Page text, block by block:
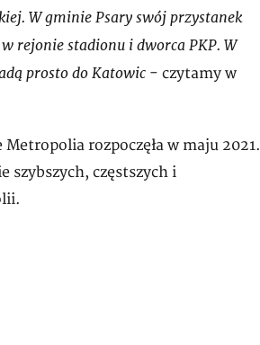
W gminie Psary swój przystanek
rejonie stadionu i dworca PKP. W
prosto do Katowic - czytamy w
rozpoczęła w maju 2021.
szybszych, częstszych i